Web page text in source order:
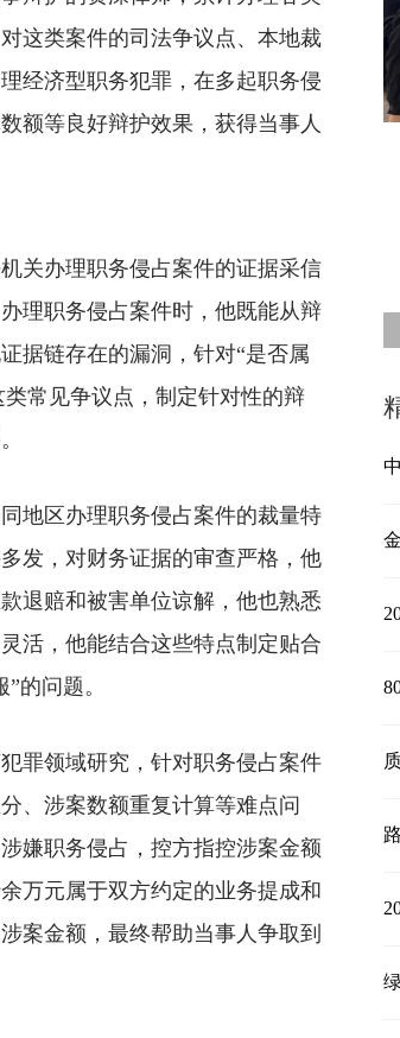
这类案件的司法争议点、本地裁
经济型职务犯罪，在多起职务侵
额等良好辩护效果，获得当事人
关办理职务侵占案件的证据采信
理职务侵占案件时，他既能从辩
据链存在的漏洞，针对“是否属
常见争议点，制定针对性的辩
地区办理职务侵占案件的裁量特
发，对财务证据的审查严格，他
退赔和被害单位谅解，他也熟悉
活，他能结合这些特点制定贴合
的问题。
罪领域研究，针对职务侵占案件
、涉案数额重复计算等难点问
嫌职务侵占，控方指控涉案金额
万元属于双方约定的业务提成和
案金额，最终帮助当事人争取到